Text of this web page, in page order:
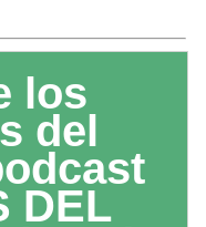
los
del
DEL